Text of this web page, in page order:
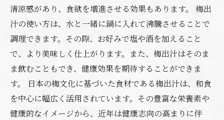
清涼感があり、食欲を増進させる効果もあります。 梅出
汁の使い方は、水と一緒に鍋に入れて沸騰させることで
調理できます。その際、お好みで塩や酒を加えること
で、より美味しく仕上がります。また、梅出汁はそのま
ま飲むこともでき、健康効果を期待することができま
す。 日本の梅文化に基づいた食材である梅出汁は、和食
を中心に幅広く活用されています。その豊富な栄養素や
健康的なイメージから、近年は健康志向の高まりに伴